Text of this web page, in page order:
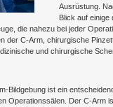
Ausrüstung.
Blick auf einige
die nahezu bei jeder
der C-Arm, chirurgische
und chirurgische
Bildgebung ist ein
Operationssälen. Der C-Arm